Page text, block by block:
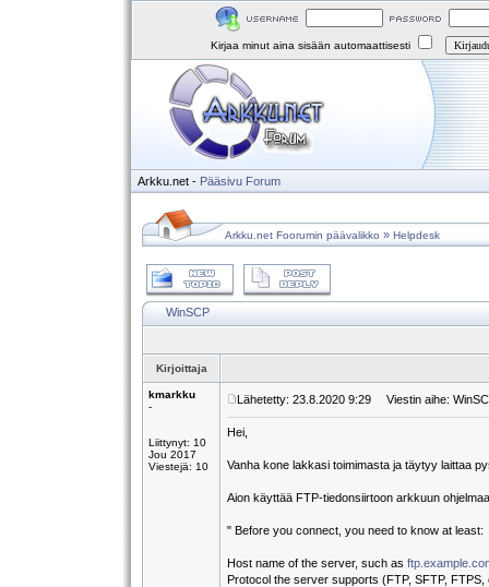
Kirjaa minut aina sisään automaattisesti
Arkku.net - Pääsivu Forum
Arkku.net Foorumin päävalikko » Helpdesk
WinSCP
Kirjoittaja
kmarkku
-
Liittynyt: 10
Jou 2017
Viestejä: 10
Lähetetty: 23.8.2020 9:29 Viestin aihe:
Hei,
Vanha kone lakkasi toimimasta ja täytyy laittaa
Aion käyttää FTP-tiedonsiirtoon arkkuun
" Before you connect, you need to know at least:
Host name of the server, such as
Protocol the server supports (FTP, SFTP, FTPS,